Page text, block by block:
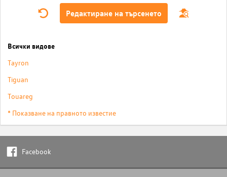
Редактиране на търсенето
Всички видове
Tayron
Tiguan
Touareg
* Показване на правното известие
Facebook